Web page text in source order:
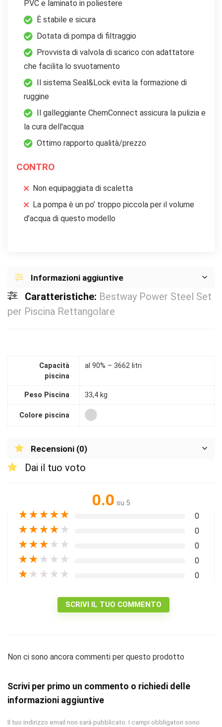
PVC e laminato in poliestere
È stabile e sicura
Dotata di pompa di filtraggio
Provvista di valvola di scarico con adattatore
che facilita lo svuotamento
Il sistema Seal&Lock evita la formazione di
ruggine
Il galleggiante ChemConnect assicura la pulizia e
la cura dell'acqua
Ottimo rapporto qualità/prezzo
CONTRO
Non equipaggiata di scaletta
La pompa è un po’ troppo piccola per il volume
d’acqua di questo modello
Informazioni aggiuntive
Caratteristiche: Bestway Power Steel Set
per Piscina Rettangolare
Capacità
piscina
al 90% – 3662 litri
Peso Piscina 33,4 kg
Colore piscina
Recensioni (0)
Dai il tuo voto
0.0 su 5
★★★★★ 0
★★★★ ★ 0
★★★ ★ ★ 0
★★ ★ ★ ★ 0
★ ★ ★ ★ ★ 0
SCRIVI IL TUO COMMENTO
Non ci sono ancora commenti per questo prodotto
Scrivi per primo un commento o richiedi delle
informazioni aggiuntive
Il tuo indirizzo email non sarà pubblicato. I campi obbligatori sono